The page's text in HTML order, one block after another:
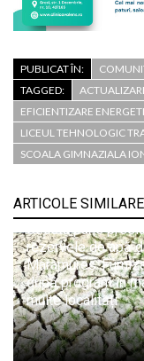
PUBLICAT ÎN:
TAGGED:
EFICIENTIZARE
LICEUL TEHNOLOGIC
SCOALA GIMNAZIALA
ARTICOLE SIMILARE
Seceta pune
rezervele de apă
Maramureș.
după program în mai
multe localități